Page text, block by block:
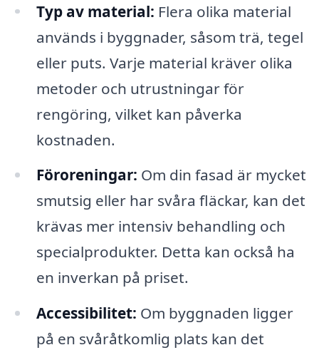
Typ av material: Flera olika material
används i byggnader, såsom trä, tegel
eller puts. Varje material kräver olika
metoder och utrustningar för
rengöring, vilket kan påverka
kostnaden.
Föroreningar: Om din fasad är mycket
smutsig eller har svåra fläckar, kan det
krävas mer intensiv behandling och
specialprodukter. Detta kan också ha
en inverkan på priset.
Accessibilitet: Om byggnaden ligger
på en svåråtkomlig plats kan det